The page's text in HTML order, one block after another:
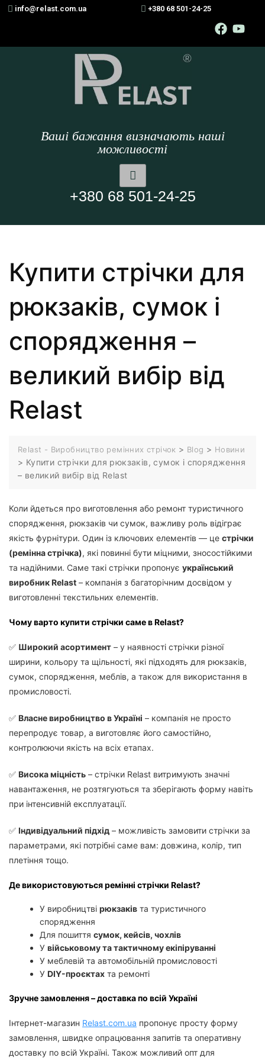
info@relast.com.ua +380 68 501-24-25
Ваші бажання визначають наші
можливості
+380 68 501-24-25
Купити стрічки для
рюкзаків, сумок і
спорядження –
великий вибір від
Relast
Relast - Виробництво ремінних стрічок > Blog > Новини
> Купити стрічки для рюкзаків, сумок і спорядження
– великий вибір від Relast
Коли йдеться про виготовлення або ремонт туристичного
спорядження, рюкзаків чи сумок, важливу роль відіграє
якість фурнітури. Один із ключових елементів — це стрічки
(ремінна стрічка), які повинні бути міцними, зносостійкими
та надійними. Саме такі стрічки пропонує український
виробник Relast – компанія з багаторічним досвідом у
виготовленні текстильних елементів.
Чому варто купити стрічки саме в Relast?
✅ Широкий асортимент – у наявності стрічки різної
ширини, кольору та щільності, які підходять для рюкзаків,
сумок, спорядження, меблів, а також для використання в
промисловості.
✅ Власне виробництво в Україні – компанія не просто
перепродує товар, а виготовляє його самостійно,
контролюючи якість на всіх етапах.
✅ Висока міцність – стрічки Relast витримують значні
навантаження, не розтягуються та зберігають форму навіть
при інтенсивній експлуатації.
✅ Індивідуальний підхід – можливість замовити стрічки за
параметрами, які потрібні саме вам: довжина, колір, тип
плетіння тощо.
Де використовуються ремінні стрічки Relast?
У виробництвірюкзаків та туристичного
спорядження
Для пошиттясумок, кейсів, чохлів
Увійськовому та тактичному екіпіруванні
У меблевій та автомобільній промисловості
УDIY-проєктах та ремонті
Зручне замовлення – доставка по всій Україні
Інтернет-магазин Relast.com.ua пропонує просту форму
замовлення, швидке опрацювання запитів та оперативну
доставку по всій Україні. Також можливий опт для